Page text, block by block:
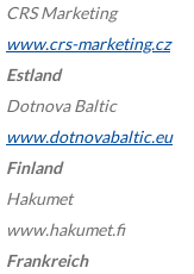
CRS Marketing
www.crs-marketing.cz
Estland
Dotnova Baltic
www.dotnovabaltic.eu
Finland
Hakumet
www.hakumet.fi
Frankreich